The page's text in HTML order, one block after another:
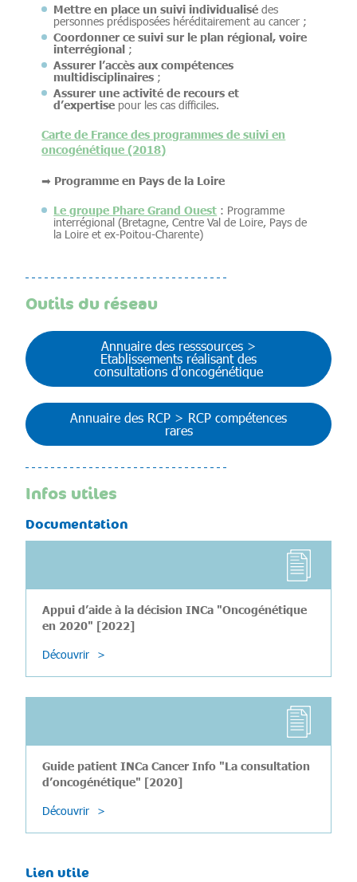
Mettre en place un suivi individualisé des
personnes prédisposées héréditairement au cancer ;
Coordonner ce suivi sur le plan régional, voire
interrégional ;
Assurer l’accès aux compétences
multidisciplinaires ;
Assurer une activité de recours et
d’expertise pour les cas difficiles.
Carte de France des programmes de suivi en
oncogénétique (2018)
➡ Programme en Pays de la Loire
Le groupe Phare Grand Ouest : Programme
interrégional (Bretagne, Centre Val de Loire, Pays de
la Loire et ex-Poitou-Charente)
Outils du réseau
Annuaire des resssources >
Etablissements réalisant des
consultations d'oncogénétique
Annuaire des RCP > RCP compétences
rares
Infos utiles
Documentation
Appui d’aide à la décision INCa "Oncogénétique
en 2020" [2022]
Découvrir
Guide patient INCa Cancer Info "La consultation
d’oncogénétique" [2020]
Découvrir
Lien utile